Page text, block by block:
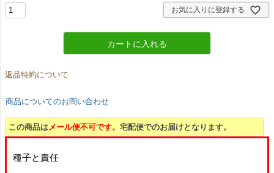
お気に入りに登録する
カートに入れる
返品特約について
商品についてのお問い合わせ
この商品は メール便不可です。 宅配便でのお届けとなります。
種子と責任